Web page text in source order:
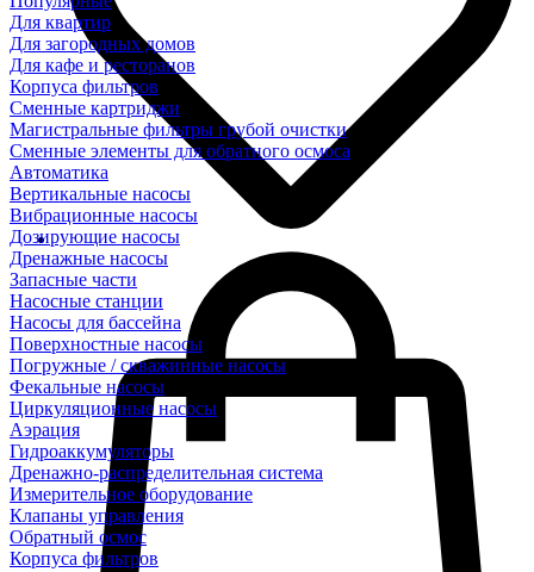
Для квартир
Для загородных домов
Для кафе и ресторанов
Корпуса фильтров
Сменные картриджи
Магистральные фильтры грубой очистки
Сменные элементы для обратного осмоса
Автоматика
Вертикальные насосы
Вибрационные насосы
Дозирующие насосы
Дренажные насосы
Запасные части
Насосные станции
Насосы для бассейна
Поверхностные насосы
Погружные / скважинные насосы
Фекальные насосы
Циркуляционные насосы
Аэрация
Гидроаккумуляторы
Дренажно-распределительная система
Измерительное оборудование
Клапаны управления
Обратный осмос
Корпуса фильтров